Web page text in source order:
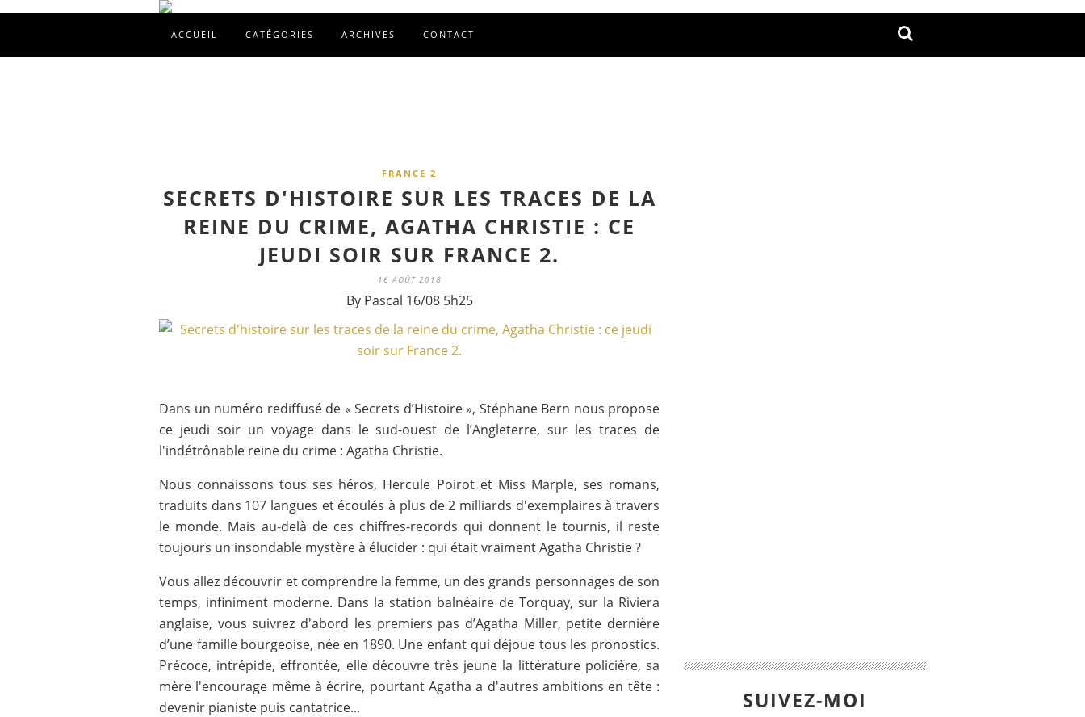
ACCUEIL CATÉGORIES ARCHIVES CONTACT
FRANCE 2
SECRETS D'HISTOIRE SUR LES TRACES DE LA
REINE DU CRIME, AGATHA CHRISTIE : CE
JEUDI SOIR SUR FRANCE 2.
16 AOÛT 2018
By Pascal 16/08 5h25
Dans un numéro rediffusé de « Secrets d’Histoire », Stéphane Bern nous propose
ce jeudi soir un voyage dans le sud-ouest de l’Angleterre, sur les traces de
l'indétrônable reine du crime : Agatha Christie.
Nous connaissons tous ses héros, Hercule Poirot et Miss Marple, ses romans,
traduits dans 107 langues et écoulés à plus de 2 milliards d'exemplaires à travers
le monde. Mais au-delà de ces chiffres-records qui donnent le tournis, il reste
toujours un insondable mystère à élucider : qui était vraiment Agatha Christie ?
Vous allez découvrir et comprendre la femme, un des grands personnages de son
temps, infiniment moderne. Dans la station balnéaire de Torquay, sur la Riviera
anglaise, vous suivrez d'abord les premiers pas d’Agatha Miller, petite dernière
d’une famille bourgeoise, née en 1890. Une enfant qui déjoue tous les pronostics.
Précoce, intrépide, effrontée, elle découvre très jeune la littérature policière, sa
mère l'encourage même à écrire, pourtant Agatha a d'autres ambitions en tête :
devenir pianiste puis cantatrice...
SUIVEZ-MOI